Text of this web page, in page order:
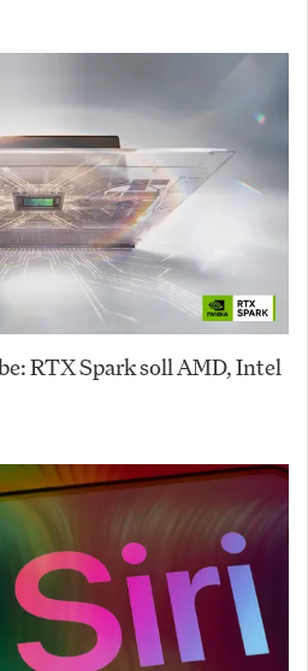
RTX Spark soll AMD, Intel